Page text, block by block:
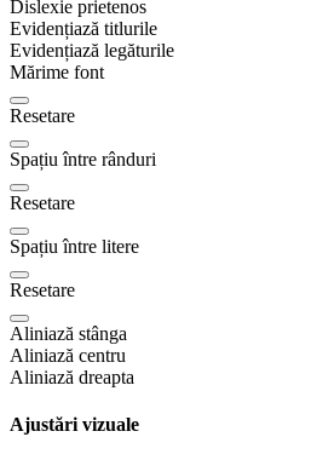
Dislexie prietenos
Evidențiază titlurile
Evidențiază legăturile
Mărime font
Resetare
Spațiu între rânduri
Resetare
Spațiu între litere
Resetare
Aliniază stânga
Aliniază centru
Aliniază dreapta
Ajustări vizuale